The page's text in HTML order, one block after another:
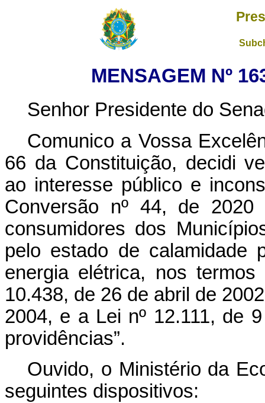
MENSAGEM Nº
Senhor Presidente do
Comunico a Vossa
66 da Constituição, decidi
ao interesse público e
Conversão nº 44, de 2020
consumidores dos
pelo estado de calamidade
energia elétrica, nos
10.438, de 26 de abril de
2004, e a Lei nº 12.111, de
providências”.
Ouvido, o Ministério da
seguintes dispositivos: